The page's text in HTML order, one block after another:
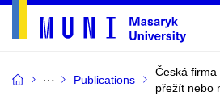
Publications
Česká
přežít nebo